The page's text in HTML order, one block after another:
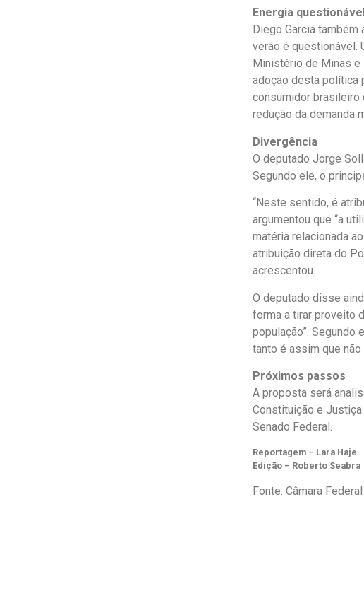
Energia questionável
Diego Garcia
verão é questionável.
Ministério de Minas e
adoção desta política
consumidor brasileiro
redução da demanda
Divergência
O deputado Jorge
Segundo ele, o
“Neste sentido, é
argumentou que “a
matéria relacionada
atribuição direta do
acrescentou.
O deputado disse
forma a tirar proveito
população”. Segundo
tanto é assim que
Próximos passos
A proposta será
Constituição e Justiça
Senado Federal.
Reportagem – Lara Haje
Edição – Roberto Seabra
Fonte: Câmara Federal